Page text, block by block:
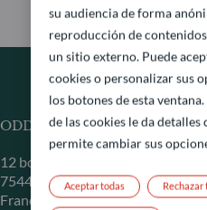
ODDO BHF Asset Management
12 boulevard de la Madeleine
75440 Paris Cedex 09
Francia
su audiencia de forma
reproducción de
un sitio externo. Puede
cookies o personalizar sus
los botones de esta
de las cookies le da detalles
permite cambiar sus
Rechazar
Aceptar todas